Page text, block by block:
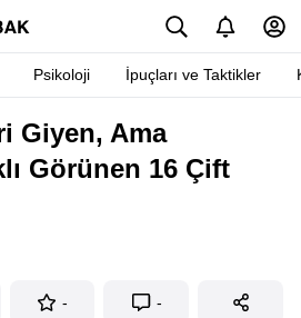
Psikoloji İpuçları ve Taktikler
Giyen, Ama
Görünen 16 Çift
- -